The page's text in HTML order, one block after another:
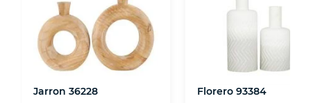
Asociación Mexicana de Internet (AIMX).
- Nos encontramos en la lista de socios Activos
de la Asociación de Internet.MX.
Jarron 36228 Florero 93384